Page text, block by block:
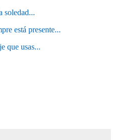
soledad...
está presente...
que usas...